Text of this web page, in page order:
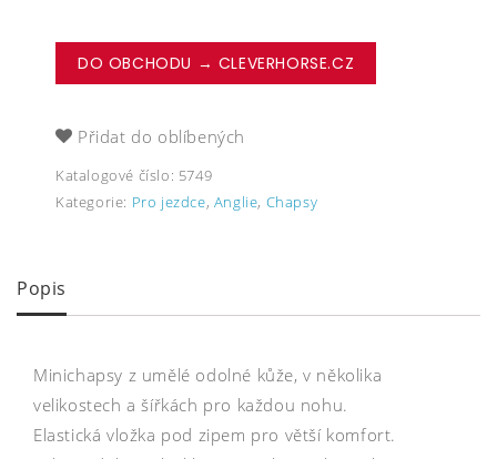
DO OBCHODU → CLEVERHORSE.CZ
Přidat do oblíbených
Katalogové číslo: 5749
Kategorie: Pro jezdce, Anglie, Chapsy
Popis
Minichapsy z umělé odolné kůže, v několika
velikostech a šířkách pro každou nohu.
Elastická vložka pod zipem pro větší komfort.